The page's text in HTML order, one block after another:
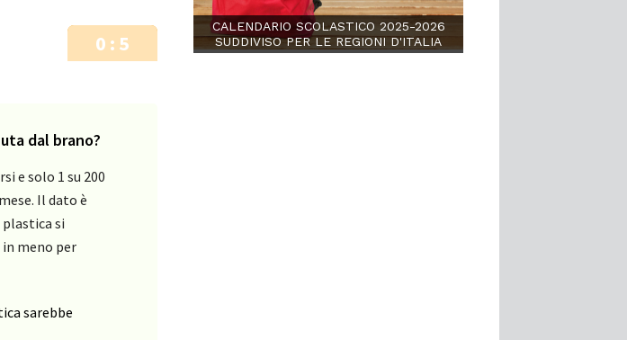
0 : 5
dal brano?
e solo 1 su 200
Il dato è
si
meno per
sarebbe
CALENDARIO SCOLASTICO 2025-2026
SUDDIVISO PER LE REGIONI D'ITALIA